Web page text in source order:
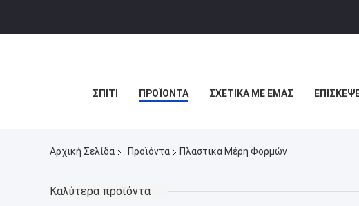
ΣΠΊΤΙ ΠΡΟΪΌΝΤΑ ΣΧΕΤΙΚΆ ΜΕ ΕΜΆΣ
Αρχική Σελίδα Προϊόντα Πλαστικά Μέρη Φορμών
Καλύτερα προϊόντα